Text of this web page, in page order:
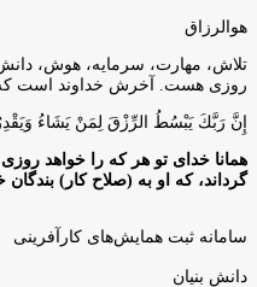
هوالرزاق
تلاش، مهارت، سرمايه، هوش،
روزى هست. آخرش خداوند است كه
إِنَّ رَبَّكَ يَبْسُطُ الرِّزْقَ لِمَنْ يَشَاءُ وَيَقْدِرُ
همانا خدای تو هر که را خواهد
گرداند، که او به (صلاح کار)
سامانه ثبت همایش‌های کارآفرینی
دانش‌ بنیان‌